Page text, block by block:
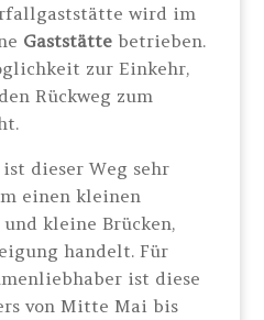
wird im
Gaststätte betrieben.
zur Einkehr,
Rückweg zum
dieser Weg sehr
einen kleinen
kleine Brücken,
handelt. Für
ist diese
von Mitte Mai bis